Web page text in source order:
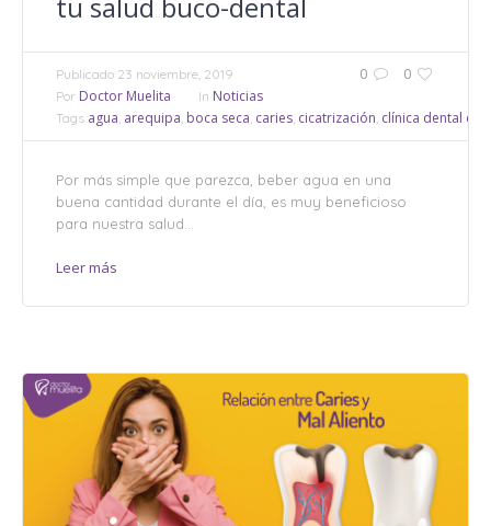
0 0
Publicado 23 noviembre, 2019
Por Doctor Muelita In Noticias
Tags agua, arequipa, boca seca, caries, cicatrización, clínica dental
Por más simple que parezca, beber agua en una
buena cantidad durante el día, es muy beneficioso
para nuestra salud...
Leer más